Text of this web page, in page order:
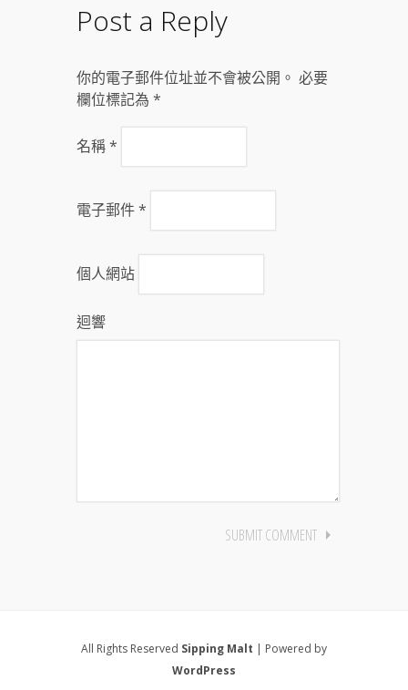
Post a Reply
你的電子郵件位址並不會被公開。 必要
欄位標記為 *
名稱*
電子郵件*
個人網站
迴響
All Rights Reserved Sipping Malt | Powered by
WordPress